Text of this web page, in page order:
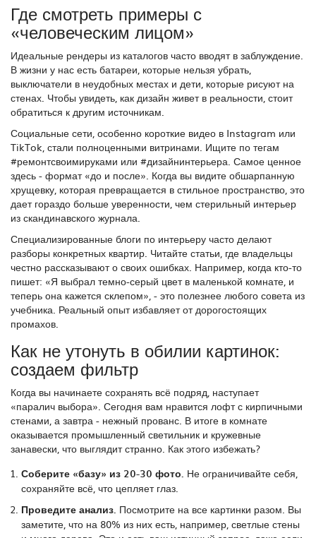
Где смотреть примеры с
«человеческим лицом»
Идеальные рендеры из каталогов часто вводят в заблуждение.
В жизни у нас есть батареи, которые нельзя убрать,
выключатели в неудобных местах и дети, которые рисуют на
стенах. Чтобы увидеть, как дизайн живет в реальности, стоит
обратиться к другим источникам.
Социальные сети, особенно короткие видео в Instagram или
TikTok, стали полноценными витринами. Ищите по тегам
#ремонтсвоимируками или #дизайнинтерьера. Самое ценное
здесь - формат «до и после». Когда вы видите обшарпанную
хрущевку, которая превращается в стильное пространство, это
дает гораздо больше уверенности, чем стерильный интерьер
из скандинавского журнала.
Специализированные блоги по интерьеру часто делают
разборы конкретных квартир. Читайте статьи, где владельцы
честно рассказывают о своих ошибках. Например, когда кто-то
пишет: «Я выбрал темно-серый цвет в маленькой комнате, и
теперь она кажется склепом», - это полезнее любого совета из
учебника. Реальный опыт избавляет от дорогостоящих
промахов.
Как не утонуть в обилии картинок:
создаем фильтр
Когда вы начинаете сохранять всё подряд, наступает
«паралич выбора». Сегодня вам нравится лофт с кирпичными
стенами, а завтра - нежный прованс. В итоге в комнате
оказывается промышленный светильник и кружевные
занавески, что выглядит странно. Как этого избежать?
Соберите «базу» из 20-30 фото. Не ограничивайте себя,
сохраняйте всё, что цепляет глаз.
Проведите анализ. Посмотрите на все картинки разом. Вы
заметите, что на 80% из них есть, например, светлые стены